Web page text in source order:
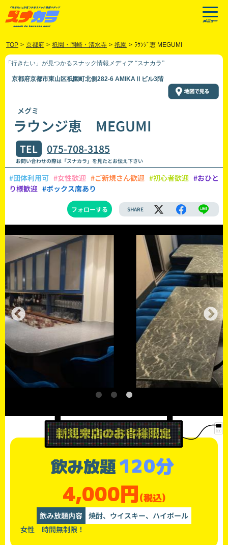
TOP > 京都府 > 祇園・岡崎・清水寺 > 祇園 > ﾗｳﾝｼﾞ恵 MEGUMI
「行きたい」が見つかるスナック情報メディア “スナカラ”
京都府京都市東山区祇園町北側282-6 AMIKAⅡビル3階
メグミ
ラウンジ恵 MEGUMI
TEL 075-708-3185
お問い合わせの際は「スナカラ」を見たとお伝え下さい
#団体利用可 #女性歓迎 #ご新規さん歓迎 #初心者歓迎 #おひと
り様歓迎 #ボックス席あり
フォローする SHARE
飲み放題120分
4,000円(税込)
飲み放題内容 焼酎、ウイスキー、ハイボール
女性 時間無制限！